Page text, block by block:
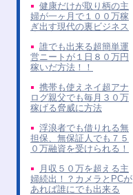
健康だけが取り柄の主
婦が一ヶ月で１００万稼
ぎ出す現代の裏ビジネス
誰でも出来る超簡単運
営ニートが１日８０万円
稼いだ方法！！
携帯も使えネイ超アナ
ログ親父でも毎月３０万
稼げる脅威に方法
浮浪者でも借りれる無
担保、無保証人でも７５
０万融資を受けられる！
月収５０万を超える主
婦続出！？カメラとPCが
あれば誰にでも出来る